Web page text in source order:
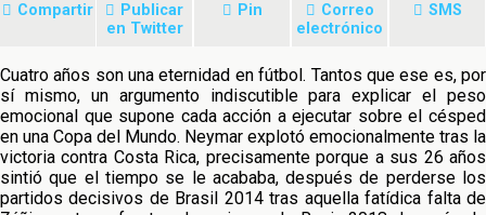
Compartir
Publicar
en Twitter
Pin
Correo
electrónico
SMS
Cuatro años son una eternidad en fútbol. Tantos que ese es, por
sí mismo, un argumento indiscutible para explicar el peso
emocional que supone cada acción a ejecutar sobre el césped
en una Copa del Mundo. Neymar explotó emocionalmente tras la
victoria contra Costa Rica, precisamente porque a sus 26 años
sintió que el tiempo se le acababa, después de perderse los
partidos decisivos de Brasil 2014 tras aquella fatídica falta de